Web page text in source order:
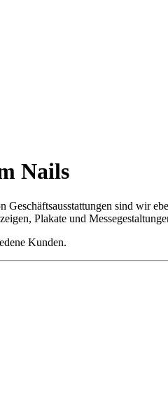
Nails
sind wir
Plakate und
Kunden.